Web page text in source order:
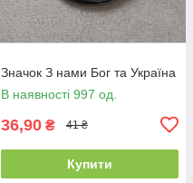
Значок З нами Бог та Україна
В наявності 997 од.
36,90 ₴ 41 ₴
Купити